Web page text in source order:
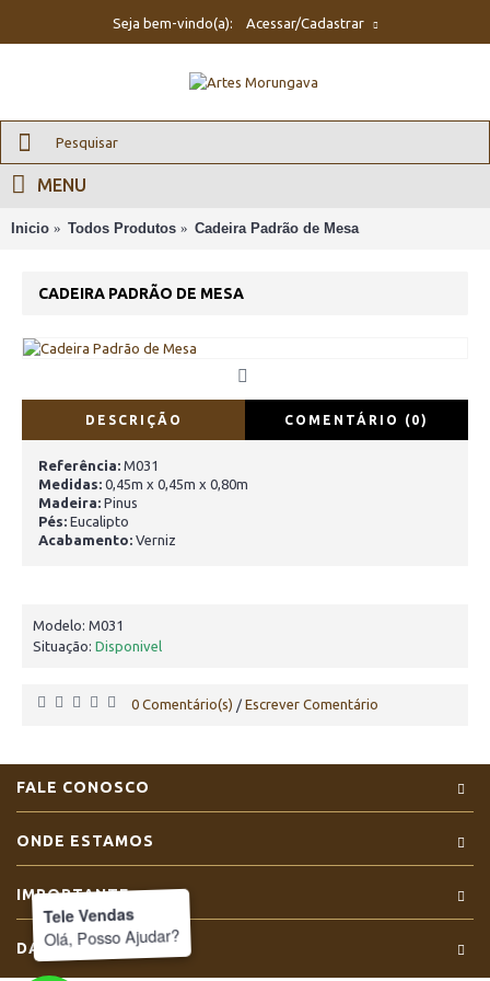
Seja bem-vindo(a): Acessar/Cadastrar
MENU
Inicio Todos Produtos Cadeira Padrão de Mesa
CADEIRA PADRÃO DE MESA
DESCRIÇÃO COMENTÁRIO (0)
Referência: M031
Medidas: 0,45m x 0,45m x 0,80m
Madeira: Pinus
Pés: Eucalipto
Acabamento: Verniz
Modelo: M031
Situação: Disponivel
0 Comentário(s) / Escrever Comentário
FALE CONOSCO
ONDE ESTAMOS
IMPORTANTE
DADOS
Tele Vendas
Olá, Posso Ajudar?